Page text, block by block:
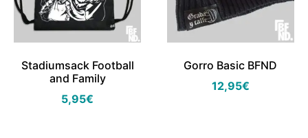
Stadiumsack Football
and Family
5,95€
Gorro Basic BFND
12,95€